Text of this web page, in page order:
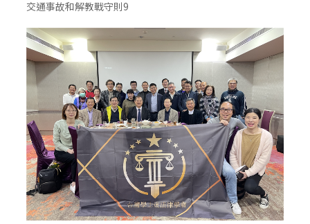
交通事故和解教戰守則9